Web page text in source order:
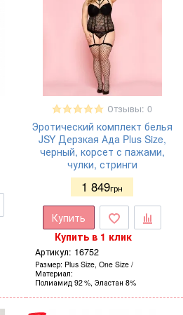
Отзывы: 0
Эротический комплект белья
JSY Дерзкая Ада Plus Size,
черный, корсет с пажами,
чулки, стринги
1 849грн
Купить
Купить в 1 клик
Артикул: 16752
Размер Plus Size, One Size
Материал
Полиамид 92 %, Эластан 8%